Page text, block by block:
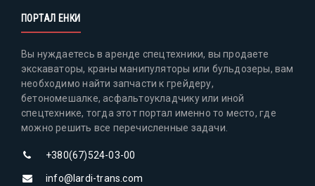
ПОРТАЛ ЕНКИ
Вы нуждаетесь в аренде спецтехники, вы продаете
экскаваторы, краны манипуляторы или бульдозеры, вам
необходимо найти запчасти к грейдеру,
бетономешалке, асфальтоукладчику или иной
спецтехнике, тогда этот портал именно то место, где
можно решить все перечисленные задачи.
+380(67)524-03-00
info@lardi-trans.com